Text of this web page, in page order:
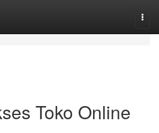
Toko Online